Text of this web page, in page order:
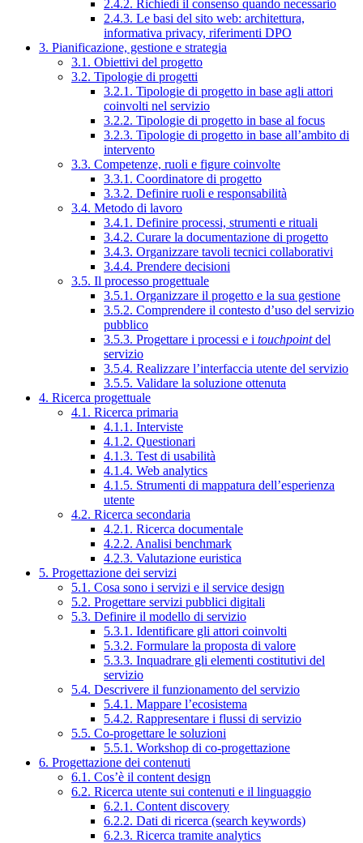
2.4.2. Richiedi il consenso quando necessario
2.4.3. Le basi del sito web: architettura,
informativa privacy, riferimenti DPO
3. Pianificazione, gestione e strategia
3.1. Obiettivi del progetto
3.2. Tipologie di progetti
3.2.1. Tipologie di progetto in base agli attori
coinvolti nel servizio
3.2.2. Tipologie di progetto in base al focus
3.2.3. Tipologie di progetto in base all’ambito di
intervento
3.3. Competenze, ruoli e figure coinvolte
3.3.1. Coordinatore di progetto
3.3.2. Definire ruoli e responsabilità
3.4. Metodo di lavoro
3.4.1. Definire processi, strumenti e rituali
3.4.2. Curare la documentazione di progetto
3.4.3. Organizzare tavoli tecnici collaborativi
3.4.4. Prendere decisioni
3.5. Il processo progettuale
3.5.1. Organizzare il progetto e la sua gestione
3.5.2. Comprendere il contesto d’uso del servizio
pubblico
3.5.3. Progettare i processi e i touchpointdel
servizio
3.5.4. Realizzare l’interfaccia utente del servizio
3.5.5. Validare la soluzione ottenuta
4. Ricerca progettuale
4.1. Ricerca primaria
4.1.1. Interviste
4.1.2. Questionari
4.1.3. Test di usabilità
4.1.4. Web analytics
4.1.5. Strumenti di mappatura dell’esperienza
utente
4.2. Ricerca secondaria
4.2.1. Ricerca documentale
4.2.2. Analisi benchmark
4.2.3. Valutazione euristica
5. Progettazione dei servizi
5.1. Cosa sono i servizi e il service design
5.2. Progettare servizi pubblici digitali
5.3. Definire il modello di servizio
5.3.1. Identificare gli attori coinvolti
5.3.2. Formulare la proposta di valore
5.3.3. Inquadrare gli elementi costitutivi del
servizio
5.4. Descrivere il funzionamento del servizio
5.4.1. Mappare l’ecosistema
5.4.2. Rappresentare i flussi di servizio
5.5. Co-progettare le soluzioni
5.5.1. Workshop di co-progettazione
6. Progettazione dei contenuti
6.1. Cos’è il content design
6.2. Ricerca utente sui contenuti e il linguaggio
6.2.1. Content discovery
6.2.2. Dati di ricerca (search keywords)
6.2.3. Ricerca tramite analytics